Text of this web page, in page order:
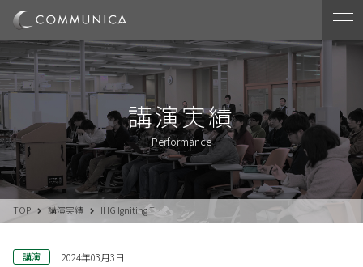
講演実績
Performance
TOP 講演実績 IHG Igniting T…
講演 2024年03月3日